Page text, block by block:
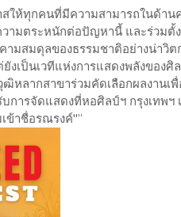
ให้ทุกคนที่มีความสามารถในด้าน
ามตระหนักต่อปัญหานี้ และร่วมตั้
ามสมดุลของธรรมชาติอย่างน่าวิต
เป็นเวทีแห่งการแสดงพลังของศิ
ลากสาขาร่วมคัดเลือกผลงานเพื่
ารจัดแสดงที่หอศิลป์ฯ กรุงเทพฯ เ
ข้าชื่อรณรงค์"”